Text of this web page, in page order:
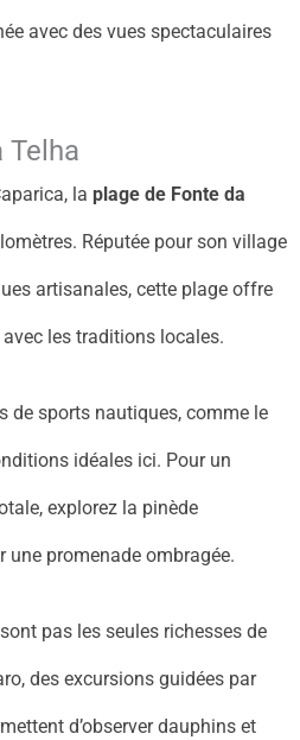
avec des vues spectaculaires
Telha
la plage de Fonte da
Réputée pour son village
artisanales, cette plage offre
les traditions locales.
de sports nautiques, comme le
idéales ici. Pour un
explorez la pinède
promenade ombragée.
pas les seules richesses de
des excursions guidées par
d’observer dauphins et